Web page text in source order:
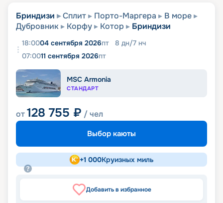
Бриндизи Сплит Порто-Маргера
В море
Дубровник
Корфу Котор Бриндизи
18:0004 сентября 2026пт 8 дн/7 нч
07:0011 сентября 2026пт
MSC Armonia
СТАНДАРТ
от128 755 ₽ / чел
Выбор каюты
+1 000Круизных миль
Добавить в избранное